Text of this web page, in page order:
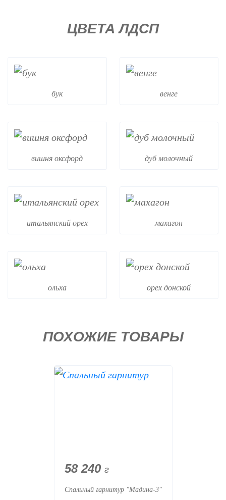
ЦВЕТА ЛДСП
бук венге
вишня оксфорд дуб молочный
итальянский орех махагон
ольха орех донской
ПОХОЖИЕ ТОВАРЫ
58 240 г
Спальный гарнитур "Мадина-3"